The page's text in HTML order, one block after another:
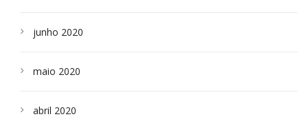
junho 2020
maio 2020
abril 2020